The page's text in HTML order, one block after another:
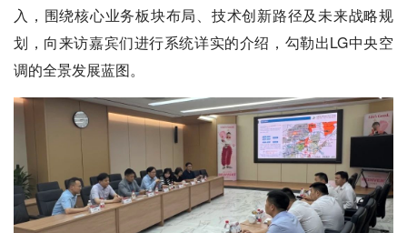
入，围绕核心业务板块布局、技术创新路径及未来战略规
划，向来访嘉宾们进行系统详实的介绍，勾勒出LG中央空
调的全景发展蓝图。